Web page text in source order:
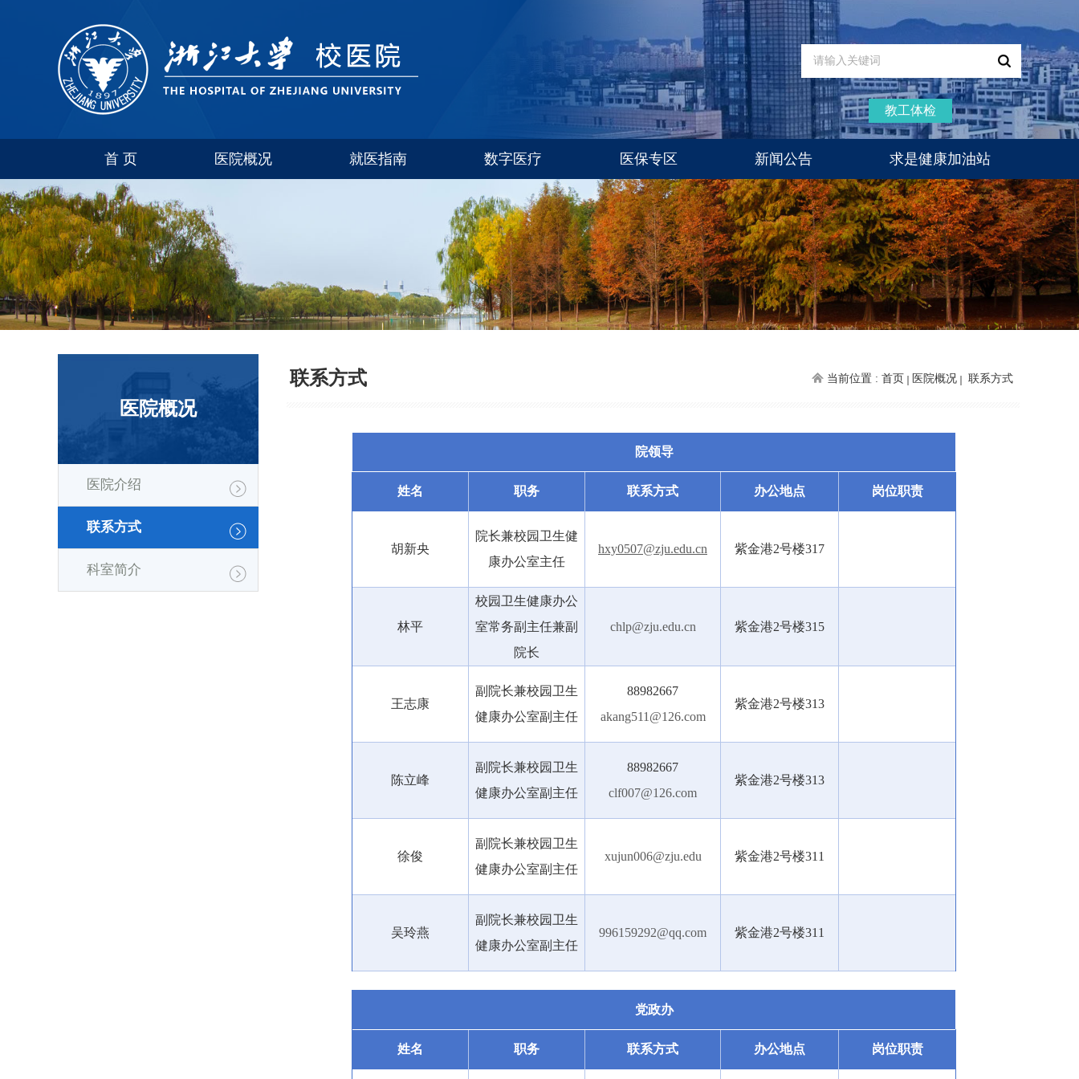
教工体检
首 页 医院概况
科室简介
就医指南
华家池
数字医疗 医保专区 新闻公告
通知公告
新闻动态
医疗动态
体检通知
专家门诊
求是健康加油站
医院概况
医院介绍
联系方式
科室简介
联系方式 当前位置 : 首页 医院概况 联系方式
院领导
姓名 职务 联系方式 办公地点 岗位职责
胡新央
院长兼校园卫生健
康办公室主任
hxy0507@zju.edu.cn 紫金港2号楼317
林平
校园卫生健康办公
室常务副主任兼副
院长
chlp@zju.edu.cn 紫金港2号楼315
王志康
副院长兼校园卫生
健康办公室副主任
88982667
akang511@126.com
紫金港2号楼313
陈立峰
副院长兼校园卫生
健康办公室副主任
88982667
clf007@126.com
紫金港2号楼313
徐俊
副院长兼校园卫生
健康办公室副主任
xujun006@zju.edu 紫金港2号楼311
吴玲燕
副院长兼校园卫生
健康办公室副主任
996159292@qq.com 紫金港2号楼311
党政办
姓名 职务 联系方式 办公地点 岗位职责